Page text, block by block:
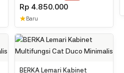
Rp4.850.000
★ Baru
BERKA Lemari Kabinet